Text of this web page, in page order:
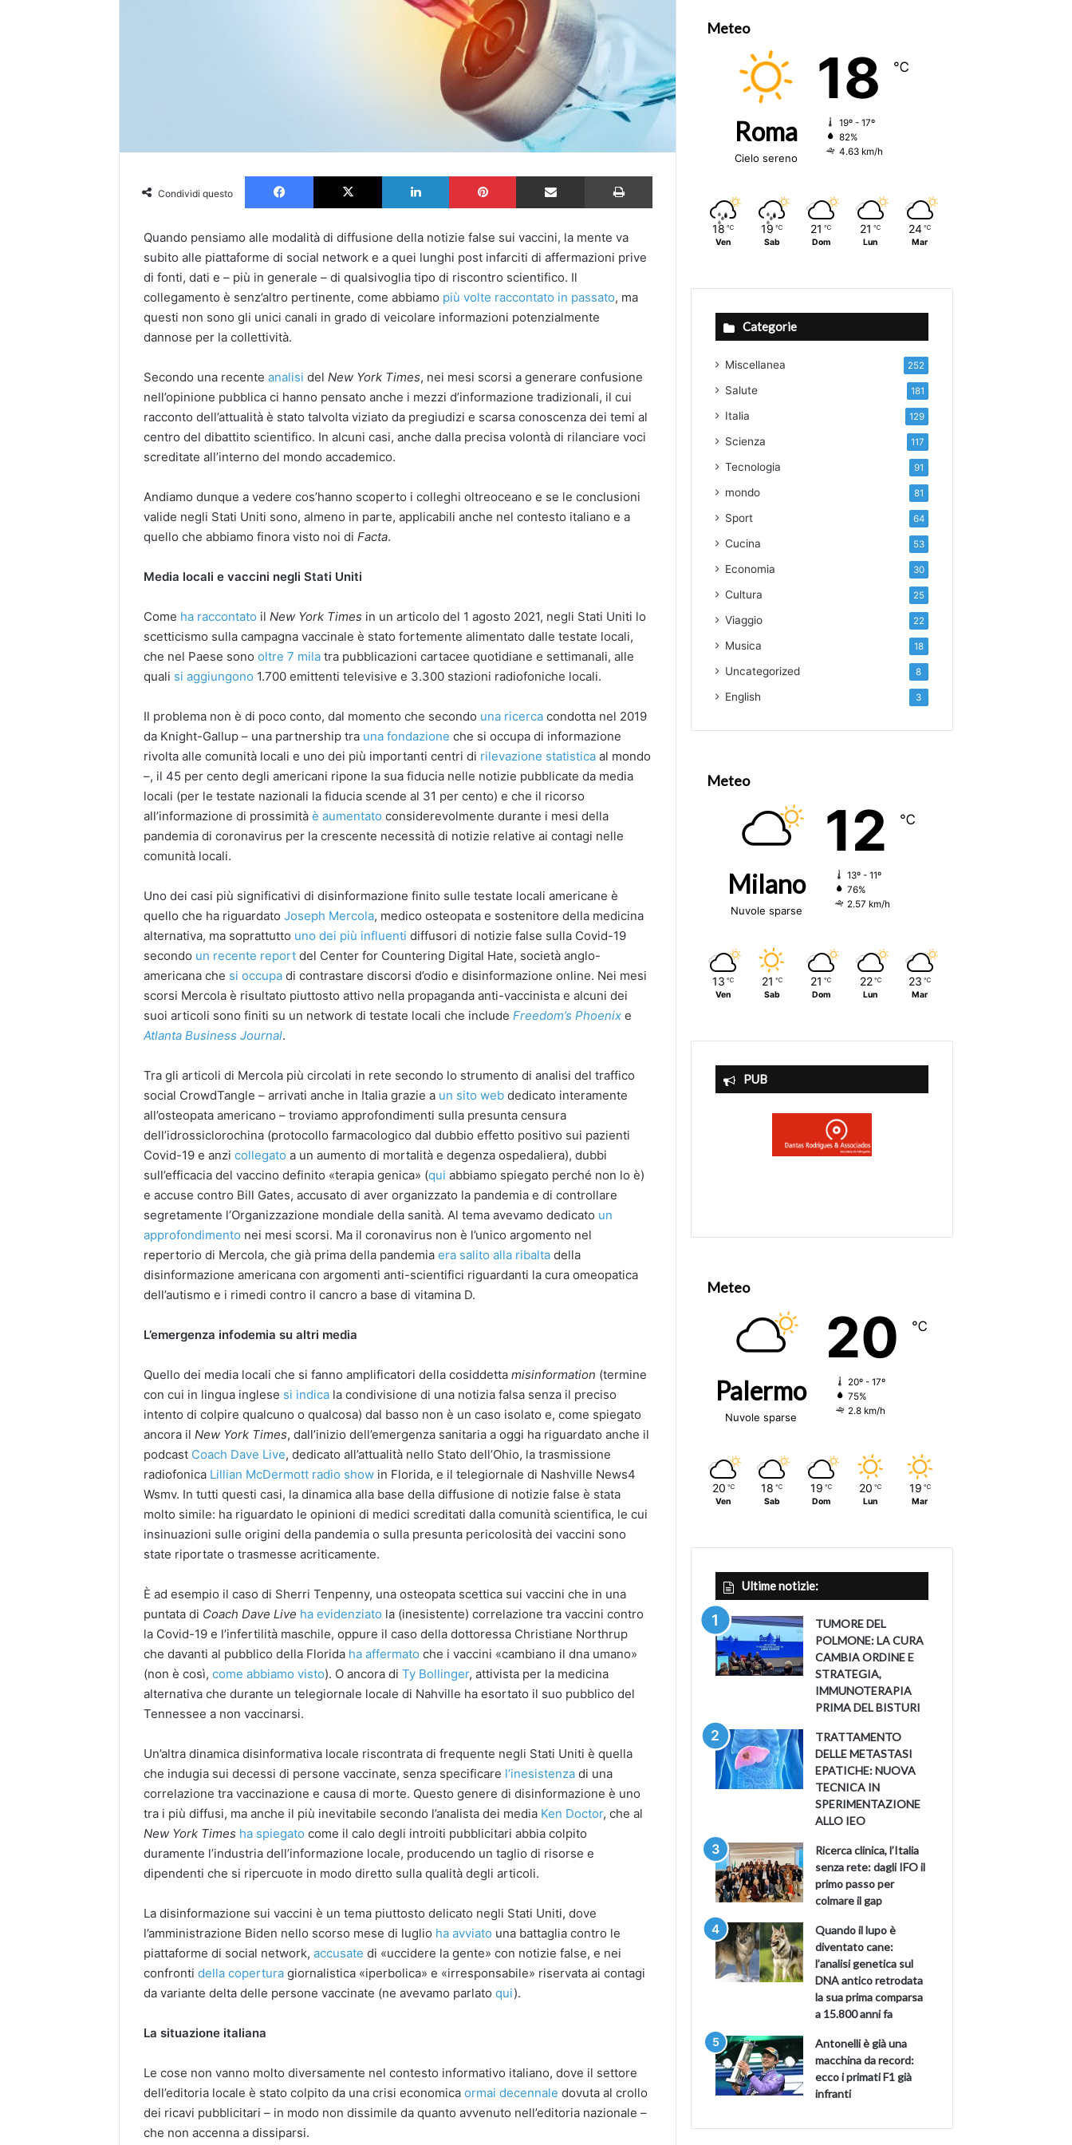
Condividi questo
Facebook X LinkedIn Pinterest Partilhar via Email Imprimir
Quando pensiamo alle modalità di diffusione della notizie false sui vaccini, la mente va
subito alle piattaforme di social network e a quei lunghi post infarciti di affermazioni prive
di fonti, dati e – più in generale – di qualsivoglia tipo di riscontro scientifico. Il
collegamento è senz’altro pertinente, come abbiamo più volte raccontato in passato, ma
questi non sono gli unici canali in grado di veicolare informazioni potenzialmente
dannose per la collettività.
Secondo una recenteanalisi delNew York Times, nei mesi scorsi a generare confusione
nell’opinione pubblica ci hanno pensato anche i mezzi d’informazione tradizionali, il cui
racconto dell’attualità è stato talvolta viziato da pregiudizi e scarsa conoscenza dei temi al
centro del dibattito scientifico. In alcuni casi, anche dalla precisa volontà di rilanciare voci
screditate all’interno del mondo accademico.
Andiamo dunque a vedere cos’hanno scoperto i colleghi oltreoceano e se le conclusioni
valide negli Stati Uniti sono, almeno in parte, applicabili anche nel contesto italiano e a
quello che abbiamo finora visto noi diFacta.
Media locali e vaccini negli Stati Uniti
Come ha raccontato ilNew York Times in un articolo del 1 agosto 2021, negli Stati Uniti lo
scetticismo sulla campagna vaccinale è stato fortemente alimentato dalle testate locali,
che nel Paese sonooltre 7 mila tra pubblicazioni cartacee quotidiane e settimanali, alle
quali si aggiungono 1.700 emittenti televisive e 3.300 stazioni radiofoniche locali.
Il problema non è di poco conto, dal momento che secondo una ricerca condotta nel 2019
da Knight-Gallup – una partnership tra una fondazione che si occupa di informazione
rivolta alle comunità locali e uno dei più importanti centri di rilevazione statistica al mondo
–, il 45 per cento degli americani ripone la sua fiducia nelle notizie pubblicate da media
locali (per le testate nazionali la fiducia scende al 31 per cento) e che il ricorso
all’informazione di prossimitàè aumentato considerevolmente durante i mesi della
pandemia di coronavirus per la crescente necessità di notizie relative ai contagi nelle
comunità locali.
Uno dei casi più significativi di disinformazione finito sulle testate locali americane è
quello che ha riguardatoJoseph Mercola, medico osteopata e sostenitore della medicina
alternativa, ma soprattutto uno dei più influenti diffusori di notizie false sulla Covid-19
secondo un recente report del Center for Countering Digital Hate, società anglo-
americana che si occupa di contrastare discorsi d’odio e disinformazione online. Nei mesi
scorsi Mercola è risultato piuttosto attivo nella propaganda anti-vaccinista e alcuni dei
suoi articoli sono finiti su un network di testate locali che includeFreedom’s Phoenix e
Atlanta Business Journal.
Tra gli articoli di Mercola più circolati in rete secondo lo strumento di analisi del traffico
social CrowdTangle – arrivati anche in Italia grazie a un sito web dedicato interamente
all’osteopata americano – troviamo approfondimenti sulla presunta censura
dell’idrossiclorochina (protocollo farmacologico dal dubbio effetto positivo sui pazienti
Covid-19 e anzicollegato a un aumento di mortalità e degenza ospedaliera), dubbi
sull’efficacia del vaccino definito «terapia genica» (qui abbiamo spiegato perché non lo è)
e accuse contro Bill Gates, accusato di aver organizzato la pandemia e di controllare
segretamente l’Organizzazione mondiale della sanità. Al tema avevamo dedicato un
approfondimento nei mesi scorsi. Ma il coronavirus non è l’unico argomento nel
repertorio di Mercola, che già prima della pandemiaera salito alla ribalta della
disinformazione americana con argomenti anti-scientifici riguardanti la cura omeopatica
dell’autismo e i rimedi contro il cancro a base di vitamina D.
L’emergenza infodemia su altri media
Quello dei media locali che si fanno amplificatori della cosiddettamisinformation (termine
con cui in lingua inglese si indica la condivisione di una notizia falsa senza il preciso
intento di colpire qualcuno o qualcosa) dal basso non è un caso isolato e, come spiegato
ancora ilNew York Times, dall’inizio dell’emergenza sanitaria a oggi ha riguardato anche il
podcast Coach Dave Live, dedicato all’attualità nello Stato dell’Ohio, la trasmissione
radiofonica Lillian McDermott radio show in Florida, e il telegiornale di Nashville News4
Wsmv. In tutti questi casi, la dinamica alla base della diffusione di notizie false è stata
molto simile: ha riguardato le opinioni di medici screditati dalla comunità scientifica, le cui
insinuazioni sulle origini della pandemia o sulla presunta pericolosità dei vaccini sono
state riportate o trasmesse acriticamente.
È ad esempio il caso di Sherri Tenpenny, una osteopata scettica sui vaccini che in una
puntata di Coach Dave Live ha evidenziato la (inesistente) correlazione tra vaccini contro
la Covid-19 e l’infertilità maschile, oppure il caso della dottoressa Christiane Northrup
che davanti al pubblico della Florida ha affermato che i vaccini «cambiano il dna umano»
(non è così,come abbiamo visto). O ancora diTy Bollinger, attivista per la medicina
alternativa che durante un telegiornale locale di Nahville ha esortato il suo pubblico del
Tennessee a non vaccinarsi.
Un’altra dinamica disinformativa locale riscontrata di frequente negli Stati Uniti è quella
che indugia sui decessi di persone vaccinate, senza specificare l’inesistenza di una
correlazione tra vaccinazione e causa di morte. Questo genere di disinformazione è uno
tra i più diffusi, ma anche il più inevitabile secondo l’analista dei media Ken Doctor, che al
New York Times ha spiegato come il calo degli introiti pubblicitari abbia colpito
duramente l’industria dell’informazione locale, producendo un taglio di risorse e
dipendenti che si ripercuote in modo diretto sulla qualità degli articoli.
La disinformazione sui vaccini è un tema piuttosto delicato negli Stati Uniti, dove
l’amministrazione Biden nello scorso mese di luglio ha avviato una battaglia contro le
piattaforme di social network,accusate di «uccidere la gente» con notizie false, e nei
confrontidella copertura giornalistica «iperbolica» e «irresponsabile» riservata ai contagi
da variante delta delle persone vaccinate (ne avevamo parlatoqui).
La situazione italiana
Le cose non vanno molto diversamente nel contesto informativo italiano, dove il settore
dell’editoria locale è stato colpito da una crisi economicaormai decennale dovuta al crollo
dei ricavi pubblicitari – in modo non dissimile da quanto avvenuto nell’editoria nazionale –
che non accenna a dissiparsi.
Meteo
Roma
Cielo sereno
18 ℃
19º - 17º
82%
4.63 km/h
18 ℃
Ven
19 ℃
Sab
21 ℃
Dom
21 ℃
Lun
24 ℃
Mar
Categorie
Miscellanea 252
Salute 181
Italia 129
Scienza 117
Tecnologia 91
mondo 81
Sport 64
Cucina 53
Economia 30
Cultura 25
Viaggio 22
Musica 18
Uncategorized 8
English 3
Meteo
Milano
Nuvole sparse
12 ℃
13º - 11º
76%
2.57 km/h
13 ℃
Ven
21 ℃
Sab
21 ℃
Dom
22 ℃
Lun
23 ℃
Mar
PUB
Meteo
Palermo
Nuvole sparse
20 ℃
20º - 17º
75%
2.8 km/h
20 ℃
Ven
18 ℃
Sab
19 ℃
Dom
20 ℃
Lun
19 ℃
Mar
Ultime notizie:
TUMORE DEL
POLMONE: LA CURA
CAMBIA ORDINE E
STRATEGIA,
IMMUNOTERAPIA
PRIMA DEL BISTURI
TRATTAMENTO
DELLE METASTASI
EPATICHE: NUOVA
TECNICA IN
SPERIMENTAZIONE
ALLO IEO
Ricerca clinica, l’Italia
senza rete: dagli IFO il
primo passo per
colmare il gap
Quando il lupo è
diventato cane:
l’analisi genetica sul
DNA antico retrodata
la sua prima comparsa
a 15.800 anni fa
Antonelli è già una
macchina da record:
ecco i primati F1 già
infranti